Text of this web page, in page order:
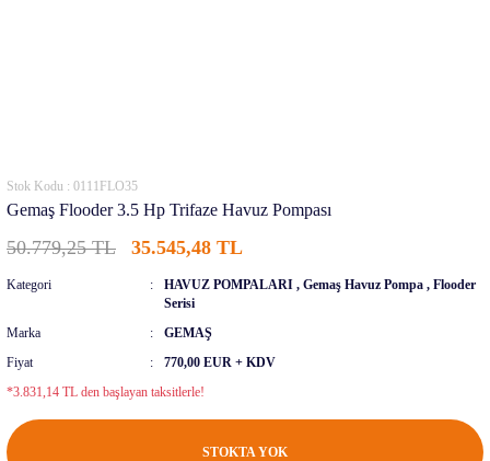
Stok Kodu : 0111FLO35
Gemaş Flooder 3.5 Hp Trifaze Havuz Pompası
50.779,25 TL 35.545,48 TL
Kategori HAVUZ POMPALARI , Gemaş Havuz Pompa , Flooder
Serisi
Marka
GEMAŞ
Fiyat
770,00 EUR + KDV
*3.831,14 TL den başlayan taksitlerle!
STOKTA YOK